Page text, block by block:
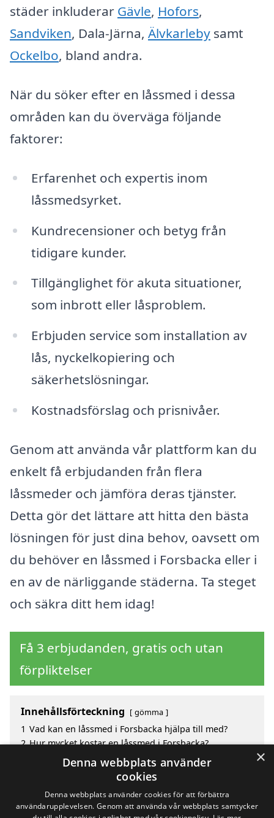
städer inkluderar Gävle, Hofors,
Sandviken, Dala-Järna, Älvkarleby samt
Ockelbo, bland andra.
När du söker efter en låssmed i dessa
områden kan du överväga följande
faktorer:
Erfarenhet och expertis inom
låssmedsyrket.
Kundrecensioner och betyg från
tidigare kunder.
Tillgänglighet för akuta situationer,
som inbrott eller låsproblem.
Erbjuden service som installation av
lås, nyckelkopiering och
säkerhetslösningar.
Kostnadsförslag och prisnivåer.
Genom att använda vår plattform kan du
enkelt få erbjudanden från flera
låssmeder och jämföra deras tjänster.
Detta gör det lättare att hitta den bästa
lösningen för just dina behov, oavsett om
du behöver en låssmed i Forsbacka eller i
en av de närliggande städerna. Ta steget
och säkra ditt hem idag!
Få 3 erbjudanden, gratis och utan
förpliktelser
Innehållsförteckning gömma
1 Vad kan en låssmed i Forsbacka hjälpa till med?
2 Hur mycket kostar en låssmed i Forsbacka?
Fördelar med att välja låssmed i Forsbacka
Sök efter en skicklig låssmed i de omgivande
×
Denna webbplats använder
cookies
Denna webbplats använder cookies för att förbättra
användarupplevelsen. Genom att använda vår webbplats samtycker